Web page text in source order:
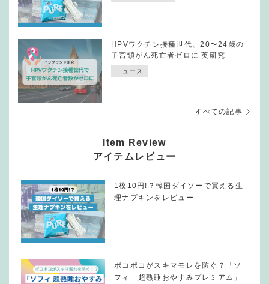
HPVワクチン接種世代、20〜24歳の
子宮頸がん死亡者ゼロに 英研究
ニュース
すべての記事
Item Review
アイテムレビュー
1枚10円!？韓国ダイソーで買える生
理ナプキンをレビュー
ポコポコがスキマモレを防ぐ？「ソ
フィ 超熟睡おやすみプレミアム」